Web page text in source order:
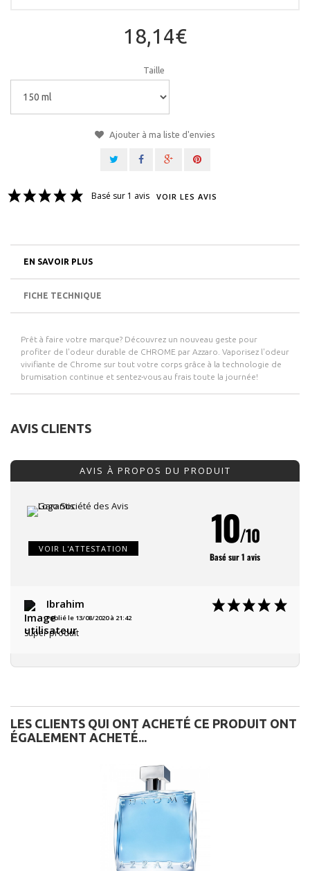
18,14€
Taille
Ajouter à ma liste d'envies
Basé sur 1 avis VOIR LES AVIS
EN SAVOIR PLUS
FICHE TECHNIQUE
Prêt à faire votre marque? Découvrez un nouveau geste pour
profiter de l'odeur durable de CHROME par Azzaro. Vaporisez l'odeur
vivifiante de Chrome sur tout votre corps grâce à la technologie de
brumisation continue et sentez-vous au frais toute la journée!
AVIS CLIENTS
AVIS À PROPOS DU PRODUIT
VOIR L'ATTESTATION 10/10
Basé sur 1 avis
Ibrahim
Publié le 13/08/2020 à 21:42
Super produit
LES CLIENTS QUI ONT ACHETÉ CE PRODUIT ONT
ÉGALEMENT ACHETÉ...